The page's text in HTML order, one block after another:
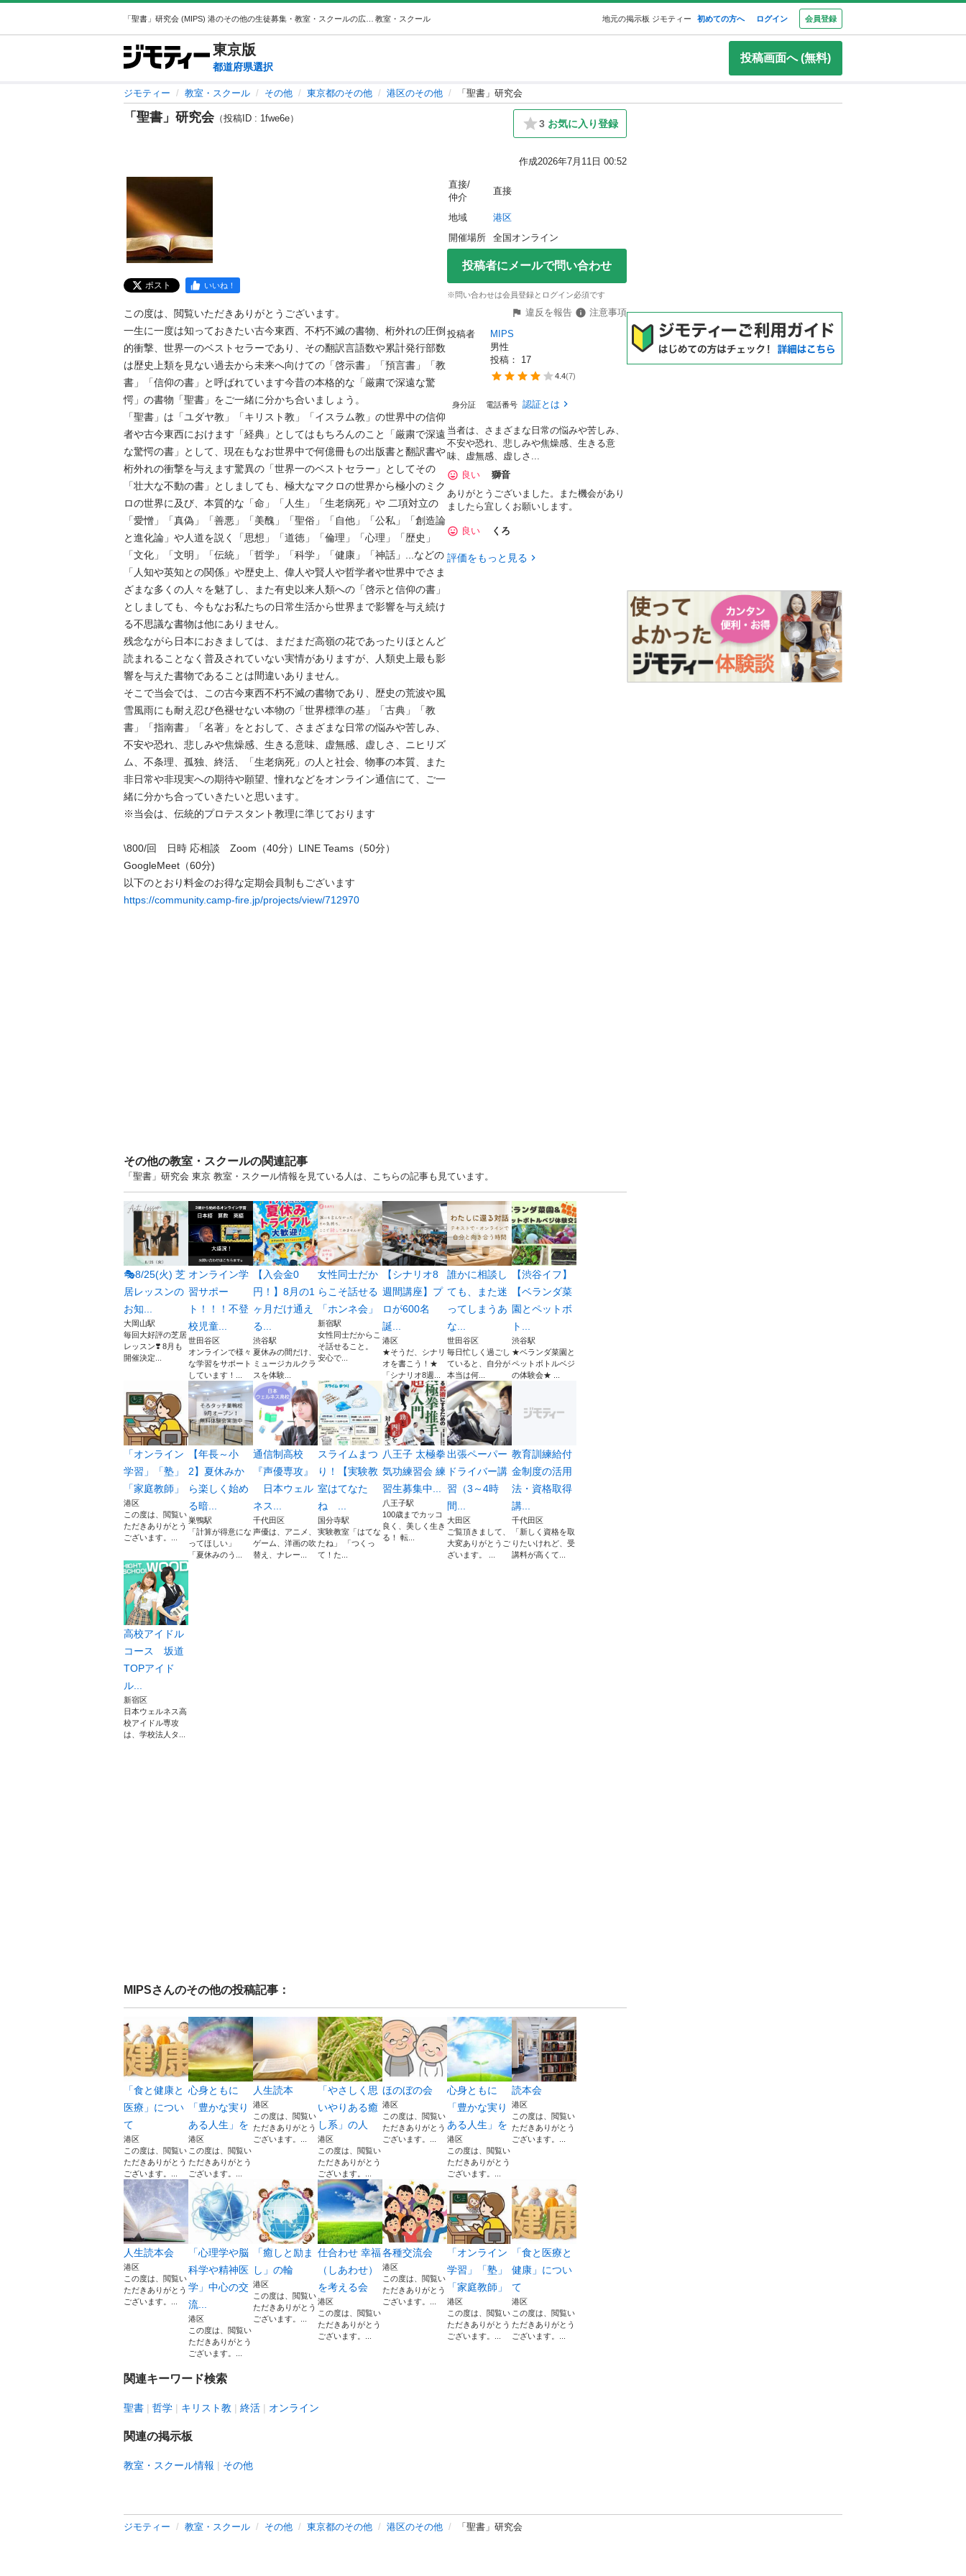
教室・スクール 地元の掲示板 ジモティー 初めての方へ ログイン 会員登録
東京版
都道府県選択
投稿画面へ (無料)
ジモティー 教室・スクール その他 東京都のその他 港区のその他 「聖書」研究会
「聖書」研究会（投稿ID : 1fwe6e） 3 お気に入り登録
作成2026年7月11日 00:52
ポスト いいね！
この度は、閲覧いただきありがとうございます。
一生に一度は知っておきたい古今東西、不朽不滅の書物、桁外れの圧倒
的衝撃、世界一のベストセラーであり、その翻訳言語数や累計発行部数
は歴史上類を見ない過去から未来へ向けての「啓示書」「預言書」「教
書」「信仰の書」と呼ばれています今昔の本格的な「厳粛で深遠な驚
愕」の書物「聖書」をご一緒に分かち合いましょう。
「聖書」は「ユダヤ教」「キリスト教」「イスラム教」の世界中の信仰
者や古今東西におけます「経典」としてはもちろんのこと「厳粛で深遠
な驚愕の書」として、現在もなお世界中で何億冊もの出版書と翻訳書や
桁外れの衝撃を与えます驚異の「世界一のベストセラー」としてその
「壮大な不動の書」としましても、極大なマクロの世界から極小のミク
ロの世界に及び、本質的な「命」「人生」「生老病死」や 二項対立の
「愛憎」「真偽」「善悪」「美醜」「聖俗」「自他」「公私」「創造論
と進化論」や人道を説く「思想」「道徳」「倫理」「心理」「歴史」
「文化」「文明」「伝統」「哲学」「科学」「健康」「神話」...などの
「人知や英知との関係」や歴史上、偉人や賢人や哲学者や世界中でさま
ざまな多くの人々を魅了し、また有史以来人類への「啓示と信仰の書」
としましても、今もなお私たちの日常生活から世界まで影響を与え続け
る不思議な書物は他にありません。
残念ながら日本におきましては、まだまだ高嶺の花であったりほとんど
読まれることなく普及されていない実情がありますが、人類史上最も影
響を与えた書物であることは間違いありません。
そこで当会では、この古今東西不朽不滅の書物であり、歴史の荒波や風
雪風雨にも耐え忍び色褪せない本物の「世界標準の基」「古典」「教
書」「指南書」「名著」をとおして、さまざまな日常の悩みや苦しみ、
不安や恐れ、悲しみや焦燥感、生きる意味、虚無感、虚しさ、ニヒリズ
ム、不条理、孤独、終活、「生老病死」の人と社会、物事の本質、また
非日常や非現実への期待や願望、憧れなどをオンライン通信にて、ご一
緒に分かち合っていきたいと思います。
※当会は、伝統的プロテスタント教理に準じております
\800/回　日時 応相談　Zoom（40分）LINE Teams（50分）
GoogleMeet（60分)
https://community.camp-fire.jp/projects/view/712970
直接/
仲介
直接
地域
港区
開催場所
全国オンライン
投稿者にメールで問い合わせ
※問い合わせは会員登録とログイン必須です
違反を報告
注意事項
投稿者
MIPS
男性
投稿： 17
4.4(7)
身分証 電話番号 認証とは
当者は、さまざまな日常の悩みや苦しみ、
不安や恐れ、悲しみや焦燥感、生きる意
味、虚無感、虚しさ...
良い
獅音
ありがとうございました。また機会があり
ましたら宜しくお願いします。
良い くろ
評価をもっと見る
その他の教室・スクールの関連記事
「聖書」研究会 東京 教室・スクール情報を見ている人は、こちらの記事も見ています。
🎭8/25(火) 芝
居レッスンの
お知...
大岡山駅
毎回大好評の芝居
レッスン❣️ 8月も
開催決定...
オンライン学
習サポー
ト！！！不登
校児童...
世田谷区
オンラインで様々
な学習をサポート
しています！...
【入会金0
円！】8月の1
ヶ月だけ通え
る...
渋谷駅
夏休みの間だけ、
ミュージカルクラ
スを体験...
女性同士だか
らこそ話せる
「ホンネ会」
新宿駅
女性同士だからこ
そ話せること。
安心で...
【シナリオ8
週間講座】プ
ロが600名
誕...
港区
★そうだ、シナリ
オを書こう！★
「シナリオ8週...
誰かに相談し
ても、また迷
ってしまうあ
な...
世田谷区
毎日忙しく過ごし
ていると、自分が
本当は何...
【渋谷イフ】
【ベランダ菜
園とペットボ
ト...
渋谷駅
★ベランダ菜園と
ペットボトルベジ
の体験会★ ...
「オンライン
学習」「塾」
「家庭教師」
港区
この度は、閲覧い
ただきありがとう
ございます。...
【年長～小
2】夏休みか
ら楽しく始め
る暗...
巣鴨駅
「計算が得意にな
ってほしい」
「夏休みのう...
通信制高校
『声優専攻』
日本ウェル
ネス...
千代田区
声優は、アニメ、
ゲーム、洋画の吹
替え、ナレー...
スライムまつ
り！【実験教
室はてなた
ね ...
国分寺駅
実験教室「はてな
たね」 「つくっ
て！た...
八王子 太極拳
気功練習会 練
習生募集中...
八王子駅
100歳までカッコ
良く、美しく生き
る！ 転...
出張ペーパー
ドライバー講
習（3～4時
間...
大田区
ご覧頂きまして、
大変ありがとうご
ざいます。 ...
教育訓練給付
金制度の活用
法・資格取得
講...
千代田区
「新しく資格を取
りたいけれど、受
講料が高くて...
高校アイドル
コース 坂道
TOPアイド
ル...
新宿区
日本ウェルネス高
校アイドル専攻
は、学校法人タ...
MIPSさんのその他の投稿記事：
「食と健康と
医療」につい
て
港区
この度は、閲覧い
ただきありがとう
ございます。...
心身ともに
「豊かな実り
ある人生」を
港区
この度は、閲覧い
ただきありがとう
ございます。...
人生読本
港区
この度は、閲覧い
ただきありがとう
ございます。...
「やさしく思
いやりある癒
し系」の人
港区
この度は、閲覧い
ただきありがとう
ございます。...
ほのぼの会
港区
この度は、閲覧い
ただきありがとう
ございます。...
心身ともに
「豊かな実り
ある人生」を
港区
この度は、閲覧い
ただきありがとう
ございます。...
読本会
港区
この度は、閲覧い
ただきありがとう
ございます。...
人生読本会
港区
この度は、閲覧い
ただきありがとう
ございます。...
「心理学や脳
科学や精神医
学」中心の交
流...
港区
この度は、閲覧い
ただきありがとう
ございます。...
「癒しと励ま
し」の輪
港区
この度は、閲覧い
ただきありがとう
ございます。...
仕合わせ 幸福
（しあわせ）
を考える会
港区
この度は、閲覧い
ただきありがとう
ございます。...
各種交流会
港区
この度は、閲覧い
ただきありがとう
ございます。...
「オンライン
学習」「塾」
「家庭教師」
港区
この度は、閲覧い
ただきありがとう
ございます。...
「食と医療と
健康」につい
て
港区
この度は、閲覧い
ただきありがとう
ございます。...
関連キーワード検索
聖書 哲学 キリスト教 終活 オンライン
関連の掲示板
教室・スクール情報 その他
ジモティー 教室・スクール その他 東京都のその他 港区のその他 「聖書」研究会